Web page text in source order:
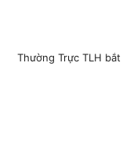
Thường Trực TLH